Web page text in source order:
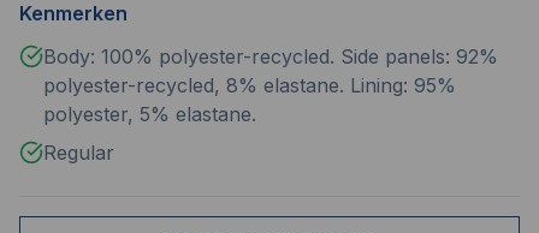
Kenmerken
Body: 100% polyester-recycled. Side panels: 92%
polyester-recycled, 8% elastane. Lining: 95%
polyester, 5% elastane.
Regular